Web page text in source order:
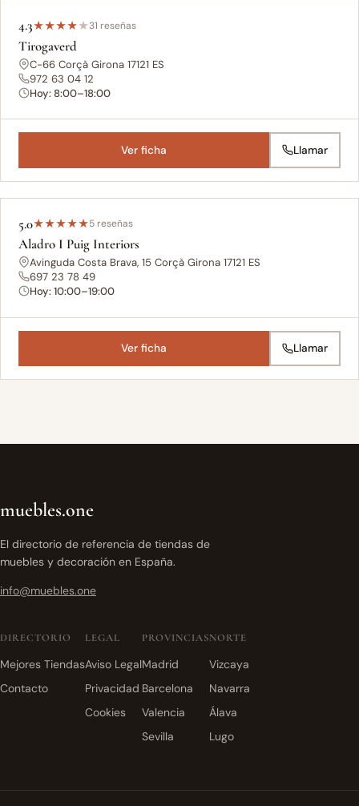
4.3★★★★★31 reseñas
Tirogaverd
C-66 Corçà Girona 17121 ES
972 63 04 12
Hoy: 8:00–18:00
Ver ficha Llamar
5.0★★★★★5 reseñas
Aladro I Puig Interiors
Avinguda Costa Brava, 15 Corçà Girona 17121 ES
697 23 78 49
Hoy: 10:00–19:00
Ver ficha Llamar
muebles.one
El directorio de referencia de tiendas de
muebles y decoración en España.
info@muebles.one
DIRECTORIO
Mejores Tiendas
Contacto
LEGAL
Aviso Legal
Privacidad
Cookies
PROVINCIAS
Madrid
Barcelona
Valencia
Sevilla
NORTE
Vizcaya
Navarra
Álava
Lugo